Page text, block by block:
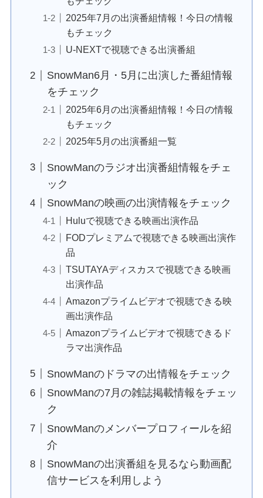
2025年7月の出演番組情報！今日の情報
もチェック
U-NEXTで視聴できる出演番組
SnowMan6月・5月に出演した番組情報
をチェック
2025年6月の出演番組情報！今日の情報
もチェック
2025年5月の出演番組一覧
SnowManのラジオ出演番組情報をチェ
ック
SnowManの映画の出演情報をチェック
Huluで視聴できる映画出演作品
FODプレミアムで視聴できる映画出演作
品
TSUTAYAディスカスで視聴できる映画
出演作品
Amazonプライムビデオで視聴できる映
画出演作品
Amazonプライムビデオで視聴できるド
ラマ出演作品
SnowManのドラマの出情報をチェック
SnowManの7月の雑誌掲載情報をチェッ
ク
SnowManのメンバープロフィールを紹
介
SnowManの出演番組を見るなら動画配
信サービスを利用しよう